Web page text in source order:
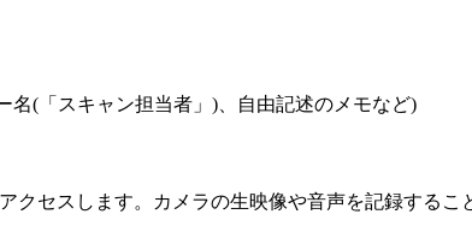
名(「スキャン担当者」)、自由記述のメモなど)
セスします。カメラの生映像や音声を記録するこ